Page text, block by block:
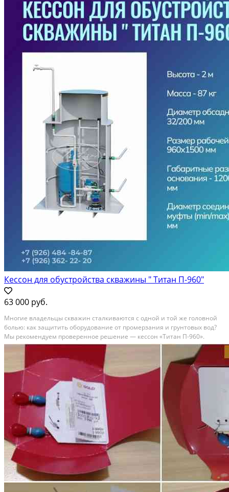
Кессон для обустройства скважины " Титан П-960"
63 000 руб.
Многие владельцы скважин сталкиваются с одной и той же головной
болью: как защитить оборудование от промерзания и грунтовых вод?
Мы рекомендуем проверенное решение — кессон «Титан П-960».
Почему именно он? Надежность. Выполнен из качественного
полипропилена. Он не ржавеет, не гниет и не...